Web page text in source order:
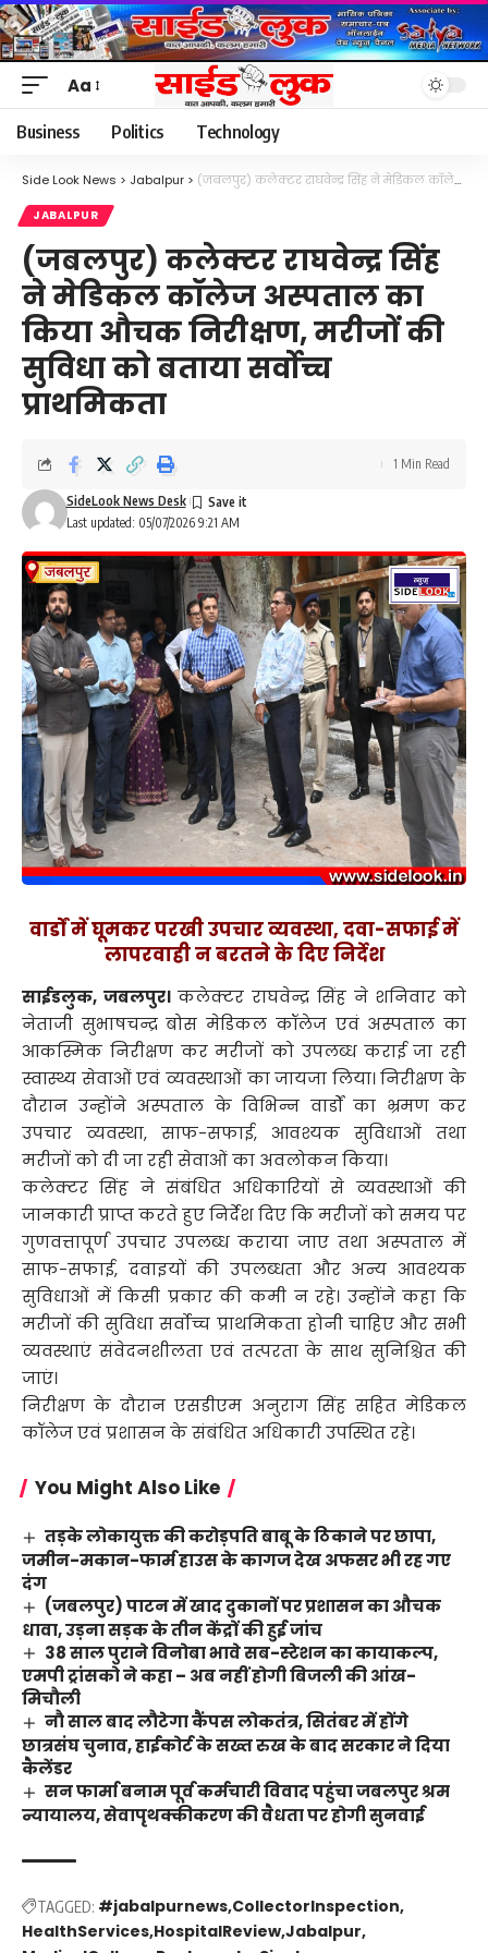
Font
Resizer
Aa
Business Politics Technology
Side Look News > Jabalpur > (जबलपुर) कलेक्टर राघवेन्द्र सिंह ने मेडिकल कॉलेज अस्पताल का किया औचक निरीक्षण, मरीजों की सुविधा को बताया सर्वोच्च प्राथमिकता
JABALPUR
(जबलपुर) कलेक्टर राघवेन्द्र सिंह
ने मेडिकल कॉलेज अस्पताल का
किया औचक निरीक्षण, मरीजों की
सुविधा को बताया सर्वोच्च
प्राथमिकता
Last updated: 05/07/2026 9:21 AM
SideLook News Desk
1 Min Read
वार्डों में घूमकर परखी उपचार व्यवस्था, दवा-सफाई में
लापरवाही न बरतने के दिए निर्देश
साईडलुक, जबलपुर।कलेक्टर राघवेन्द्र सिंह ने शनिवार को
नेताजी सुभाषचन्द्र बोस मेडिकल कॉलेज एवं अस्पताल का
आकस्मिक निरीक्षण कर मरीजों को उपलब्ध कराई जा रही
स्वास्थ्य सेवाओं एवं व्यवस्थाओं का जायजा लिया। निरीक्षण के
दौरान उन्होंने अस्पताल के विभिन्न वार्डों का भ्रमण कर
उपचार व्यवस्था, साफ-सफाई, आवश्यक सुविधाओं तथा
मरीजों को दी जा रही सेवाओं का अवलोकन किया।
कलेक्टर सिंह ने संबंधित अधिकारियों से व्यवस्थाओं की
जानकारी प्राप्त करते हुए निर्देश दिए कि मरीजों को समय पर
गुणवत्तापूर्ण उपचार उपलब्ध कराया जाए तथा अस्पताल में
साफ-सफाई, दवाइयों की उपलब्धता और अन्य आवश्यक
सुविधाओं में किसी प्रकार की कमी न रहे। उन्होंने कहा कि
मरीजों की सुविधा सर्वोच्च प्राथमिकता होनी चाहिए और सभी
व्यवस्थाएं संवेदनशीलता एवं तत्परता के साथ सुनिश्चित की
जाएं।
निरीक्षण के दौरान एसडीएम अनुराग सिंह सहित मेडिकल
कॉलेज एवं प्रशासन के संबंधित अधिकारी उपस्थित रहे।
You Might Also Like
तड़के लोकायुक्त की करोड़पति बाबू के ठिकाने पर छापा,
जमीन-मकान-फार्म हाउस के कागज देख अफसर भी रह गए
दंग
(जबलपुर) पाटन में खाद दुकानों पर प्रशासन का औचक
धावा, उड़ना सड़क के तीन केंद्रों की हुई जांच
38 साल पुराने विनोबा भावे सब-स्टेशन का कायाकल्प,
एमपी ट्रांसको ने कहा – अब नहीं होगी बिजली की आंख-
मिचौली
नौ साल बाद लौटेगा कैंपस लोकतंत्र, सितंबर में होंगे
छात्रसंघ चुनाव, हाईकोर्ट के सख्त रुख के बाद सरकार ने दिया
कैलेंडर
सन फार्मा बनाम पूर्व कर्मचारी विवाद पहुंचा जबलपुर श्रम
न्यायालय, सेवापृथक्कीकरण की वैधता पर होगी सुनवाई
TAGGED: #jabalpurnews CollectorInspection
HealthServices HospitalReview Jabalpur